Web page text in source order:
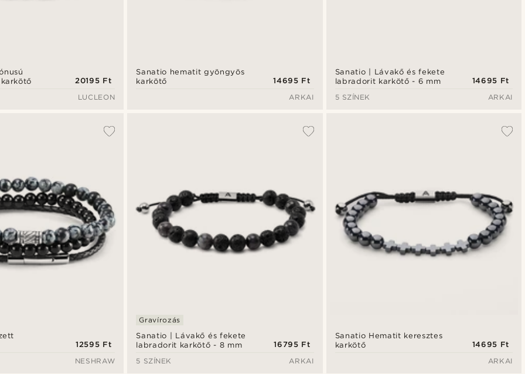
20195 Ft
LUCLEON
Sanatio hematit gyöngyös
karkötő
14695 Ft
ARKAI
Sanatio | Lávakő és fekete
labradorit karkötő - 6 mm
14695 Ft
5 SZÍNEK
ARKAI
12595 Ft
NESHRAW
Sanatio | Lávakő és fekete
labradorit karkötő - 8 mm
Gravírozás
16795 Ft
5 SZÍNEK
ARKAI
Sanatio Hematit keresztes
karkötő
14695 Ft
ARKAI